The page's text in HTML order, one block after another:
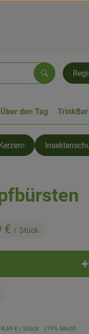
Suchen
Über den Tag TrinkBar
€ / Stück
hinzufügen
4,69 € / Stück 19% MwSt